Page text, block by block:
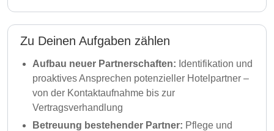
Zu Deinen Aufgaben zählen
Aufbau neuer Partnerschaften: Identifikation und
proaktives Ansprechen potenzieller Hotelpartner –
von der Kontaktaufnahme bis zur
Vertragsverhandlung
Betreuung bestehender Partner: Pflege und